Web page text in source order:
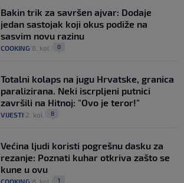
Bakin trik za savršen ajvar: Dodaje
jedan sastojak koji okus podiže na
sasvim novu razinu
COOKING 8. kol. 0
Totalni kolaps na jugu Hrvatske, granica
paralizirana. Neki iscrpljeni putnici
završili na Hitnoj: "Ovo je teror!"
VIJESTI 2. kol. 8
Većina ljudi koristi pogrešnu dasku za
rezanje: Poznati kuhar otkriva zašto se
kune u ovu
COOKING 8. kol. 1